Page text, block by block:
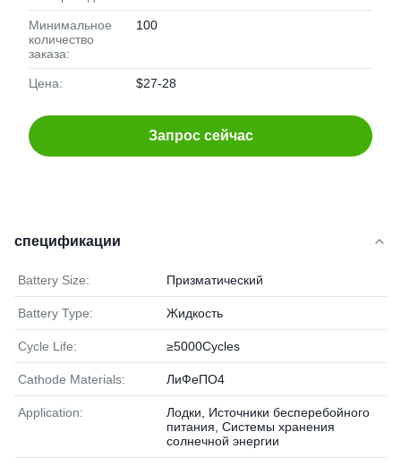
Минимальное
количество
заказа:
100
Цена: $27-28
Запрос сейчас
спецификации
Battery Size: Призматический
Battery Type: Жидкость
Cycle Life: ≥5000Cycles
Cathode Materials: ЛиФеПО4
Application:
Лодки, Источники бесперебойного
питания, Системы хранения
солнечной энергии